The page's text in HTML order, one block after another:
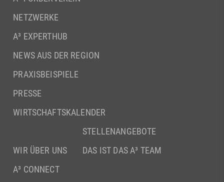
NETZWERKE
A³ EXPERTHUB
NEWS AUS DER REGION
PRAXISBEISPIELE
PRESSE
WIRTSCHAFTSKALENDER
WIR ÜBER UNS
STELLENANGEBOTE
DAS IST DAS A³ TEAM
A³ CONNECT